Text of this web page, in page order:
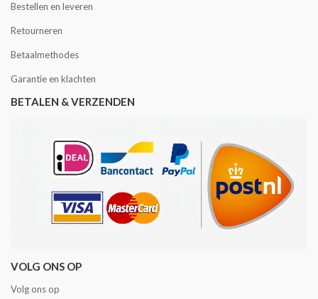
Bestellen en leveren
Retourneren
Betaalmethodes
Garantie en klachten
BETALEN & VERZENDEN
VOLG ONS OP
Volg ons op